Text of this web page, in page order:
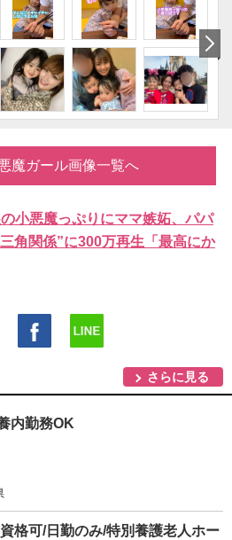
魔ガール画像一覧へ
小悪魔っぷりにママ嫉妬、パパ
角関係”に300万再生「最高にか
さらに見る
内勤務OK
格可/日勤のみ/特別養護老人ホー